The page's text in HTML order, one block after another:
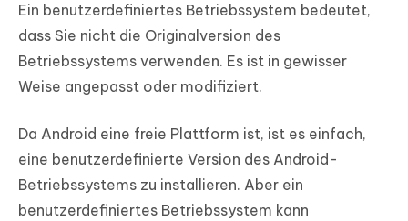
Ein benutzerdefiniertes Betriebssystem bedeutet,
dass Sie nicht die Originalversion des
Betriebssystems verwenden. Es ist in gewisser
Weise angepasst oder modifiziert.
Da Android eine freie Plattform ist, ist es einfach,
eine benutzerdefinierte Version des Android-
Betriebssystems zu installieren. Aber ein
benutzerdefiniertes Betriebssystem kann